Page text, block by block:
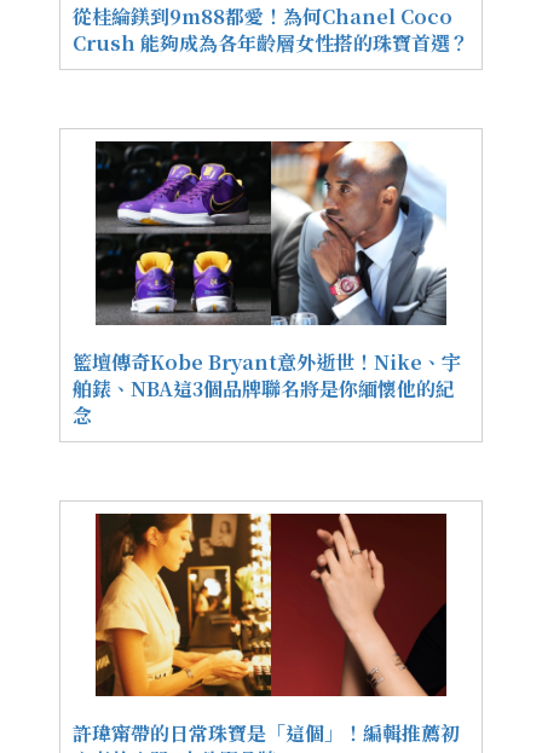
從桂綸鎂到9m88都愛！為何Chanel Coco
Crush 能夠成為各年齡層女性搭的珠寶首選？
籃壇傳奇Kobe Bryant意外逝世！Nike、宇
舶錶、NBA這3個品牌聯名將是你緬懷他的紀
念
許瑋甯帶的日常珠寶是「這個」！編輯推薦初